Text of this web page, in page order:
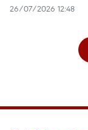
26/07/2026 12:48